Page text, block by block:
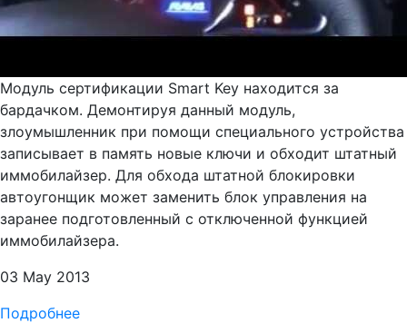
Модуль сертификации Smart Key находится за
бардачком. Демонтируя данный модуль,
злоумышленник при помощи специального устройства
записывает в память новые ключи и обходит штатный
иммобилайзер. Для обхода штатной блокировки
автоугонщик может заменить блок управления на
заранее подготовленный с отключенной функцией
иммобилайзера.
03 May 2013
Подробнее